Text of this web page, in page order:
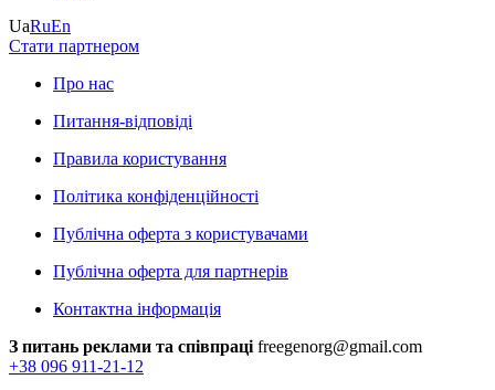
UaRuEn
Стати партнером
Про нас
Питання-відповіді
Правила користування
Політика конфіденційності
Публічна оферта з користувачами
Публічна оферта для партнерів
Контактна інформація
З питань реклами та співпраціfreegenorg@gmail.com
+38 096 911-21-12